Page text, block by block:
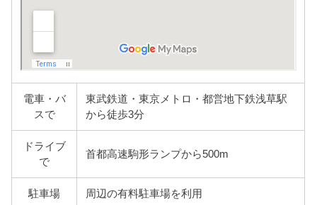
電車・バ
スで
東武鉄道・東京メトロ・都営地下鉄浅草駅
から徒歩3分
ドライブ
で
首都高速駒形ランプから500m
駐車場 周辺の有料駐車場を利用